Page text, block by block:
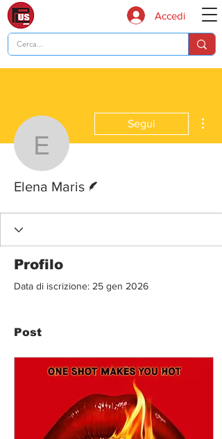
Accedi
Elena Maris
Segui
Elena Maris
Profilo
Data di iscrizione: 25 gen 2026
Post